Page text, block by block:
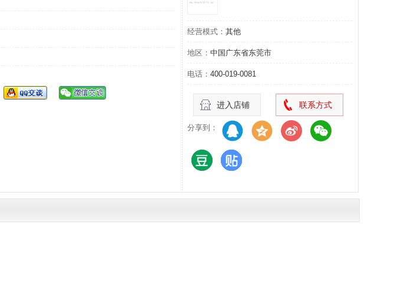
经营模式： 其他
地区： 中国广东省东莞市
电话： 400-019-0081
进入店铺 联系方式
分享到：